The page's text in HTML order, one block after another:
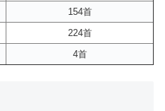
154首
224首
4首